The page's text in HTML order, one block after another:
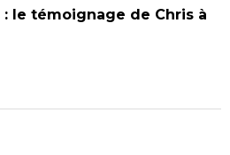
: le témoignage de Chris à